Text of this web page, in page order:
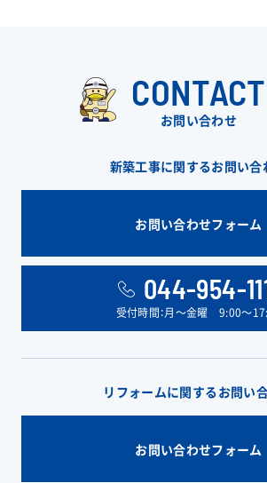
CONTACT
お問い合わせ
新築工事に関するお問い合
お問い合わせフォーム
044-954-
受付時間：月〜金曜 9:00〜
リフォームに関するお問い
お問い合わせフォーム